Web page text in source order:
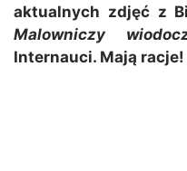
aktualnych zdjęć z
Malowniczy
Internauci. Mają racje!